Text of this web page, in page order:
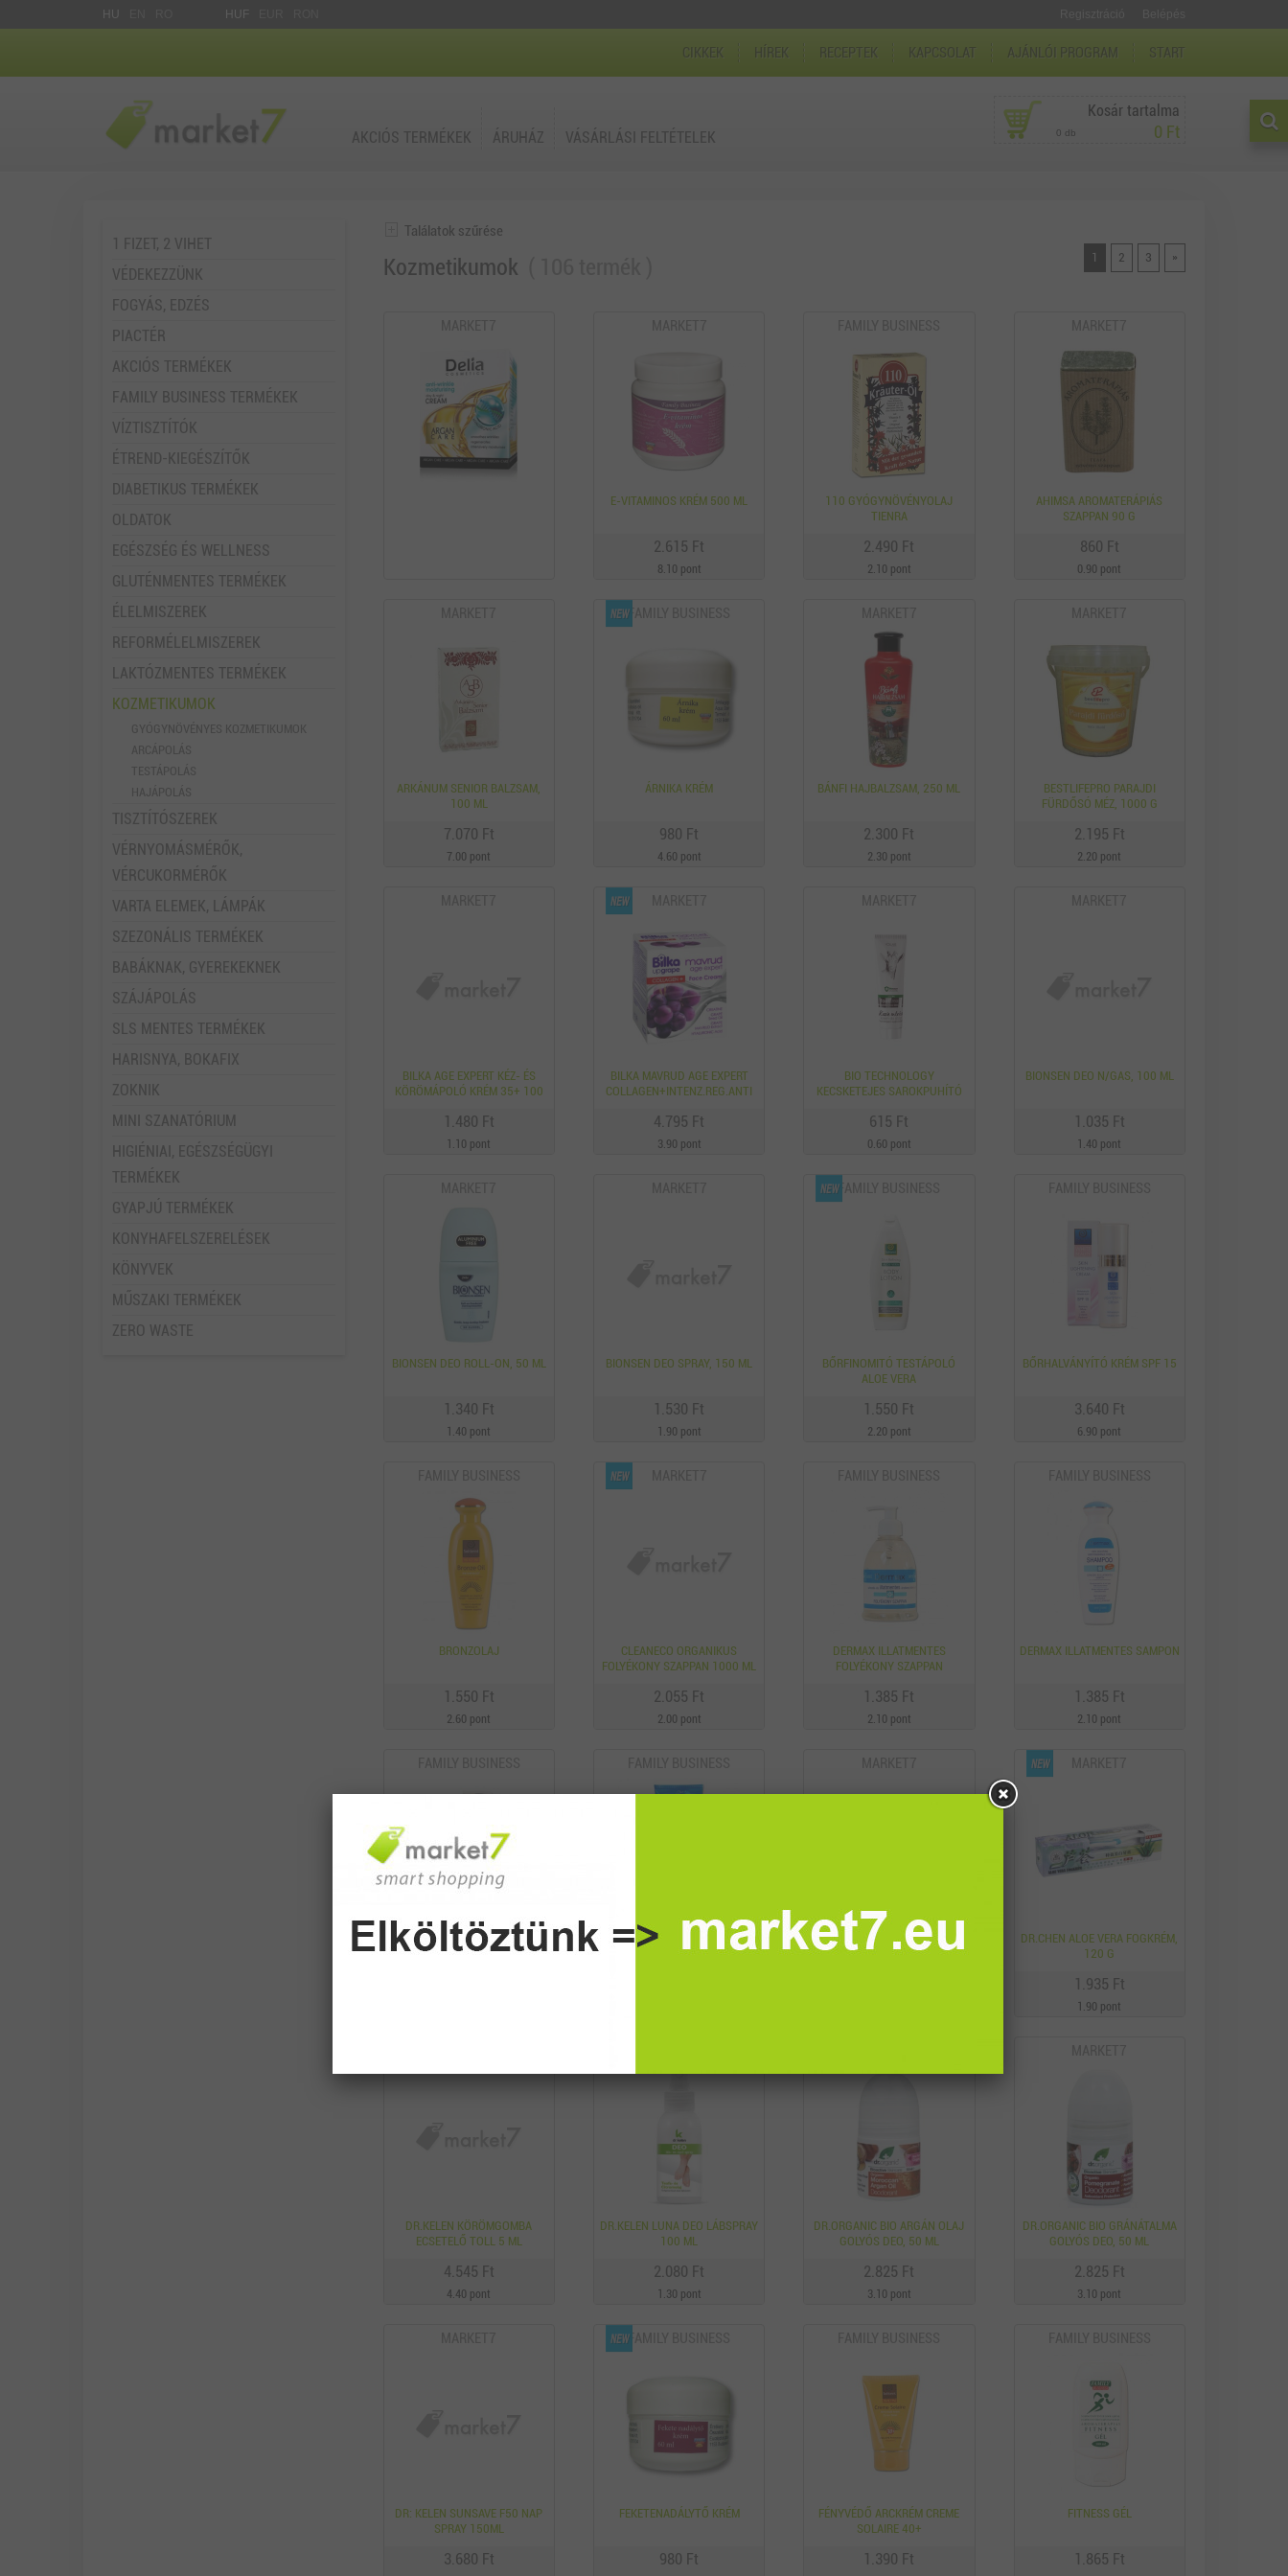
HU HUF
CIKKEK HÍREK RECEPTEK KAPCSOLAT AJÁNLÓI PROGRAM START
Kosár tartalma
0 Ft
0 db
AKCIÓS TERMÉKEK ÁRUHÁZ VÁSÁRLÁSI FELTÉTELEK
1 FIZET, 2 VIHET
VÉDEKEZZÜNK
FOGYÁS, EDZÉS
PIACTÉR
AKCIÓS TERMÉKEK
FAMILY BUSINESS TERMÉKEK
VÍZTISZTÍTÓK
ÉTREND-KIEGÉSZÍTŐK
DIABETIKUS TERMÉKEK
OLDATOK
EGÉSZSÉG ÉS WELLNESS
GLUTÉNMENTES TERMÉKEK
ÉLELMISZEREK
REFORMÉLELMISZEREK
LAKTÓZMENTES TERMÉKEK
KOZMETIKUMOK
GYÓGYNÖVÉNYES KOZMETIKUMOK
ARCÁPOLÁS
TESTÁPOLÁS
HAJÁPOLÁS
TISZTÍTÓSZEREK
VÉRNYOMÁSMÉRŐK,
VÉRCUKORMÉRŐK
VARTA ELEMEK, LÁMPÁK
SZEZONÁLIS TERMÉKEK
BABÁKNAK, GYEREKEKNEK
SZÁJÁPOLÁS
SLS MENTES TERMÉKEK
HARISNYA, BOKAFIX
ZOKNIK
MINI SZANATÓRIUM
HIGIÉNIAI, EGÉSZSÉGÜGYI
TERMÉKEK
GYAPJÚ TERMÉKEK
KONYHAFELSZERELÉSEK
KÖNYVEK
MŰSZAKI TERMÉKEK
ZERO WASTE
Találatok szűrése
Kozmetikumok 1 2 3 »
E-VITAMINOS KRÉM 500 ML
2.615 Ft
8.10 pont
110 GYÓGYNÖVÉNYOLAJ
TIENRA
2.490 Ft
2.10 pont
AHIMSA AROMATERÁPIÁS
SZAPPAN 90 G
860 Ft
0.90 pont
ARKÁNUM SENIOR BALZSAM,
100 ML
7.070 Ft
7.00 pont
FAMILY BUSINESS
ÁRNIKA KRÉM
980 Ft
4.60 pont
BÁNFI HAJBALZSAM, 250 ML
2.300 Ft
2.30 pont
BESTLIFEPRO PARAJDI
FÜRDŐSÓ MÉZ, 1000 G
2.195 Ft
2.20 pont
BILKA AGE EXPERT KÉZ- ÉS
KÖRÖMÁPOLÓ KRÉM 35+ 100
1.480 Ft
1.10 pont
BILKA MAVRUD AGE EXPERT
COLLAGEN+INTENZ.REG.ANTI
4.795 Ft
3.90 pont
BIO TECHNOLOGY
KECSKETEJES SAROKPUHÍTÓ
615 Ft
0.60 pont
BIONSEN DEO N/GAS, 100 ML
1.035 Ft
1.40 pont
BIONSEN DEO ROLL-ON, 50 ML
1.340 Ft
1.40 pont
BIONSEN DEO SPRAY, 150 ML
1.530 Ft
1.90 pont
FAMILY BUSINESS
BŐRFINOMITÓ TESTÁPOLÓ
ALOE VERA
1.550 Ft
2.20 pont
BŐRHALVÁNYÍTÓ KRÉM SPF 15
3.640 Ft
6.90 pont
BRONZOLAJ
1.550 Ft
2.60 pont
CLEANECO ORGANIKUS
FOLYÉKONY SZAPPAN 1000 ML
2.055 Ft
2.00 pont
DERMAX ILLATMENTES
FOLYÉKONY SZAPPAN
1.385 Ft
2.10 pont
DERMAX ILLATMENTES SAMPON
1.385 Ft
2.10 pont
DERMAX ILLATMENTES
TESTÁPOLÓ SZÁRAZ BŐRRE
DERMAX ILLATMENTES
TUSFÜRDŐ
DR. KELEN SUNSAVE F30 SPORT
NAPTEJ 150 ML
DR.CHEN ALOE VERA FOGKRÉM,
120 G
1.935 Ft
1.90 pont
DR.KELEN KÖRÖMGOMBA
ECSETELŐ TOLL 5 ML
4.545 Ft
4.40 pont
DR.KELEN LUNA DEO LÁBSPRAY
100 ML
2.080 Ft
1.30 pont
DR.ORGANIC BIO ARGÁN OLAJ
GOLYÓS DEO, 50 ML
2.825 Ft
3.10 pont
DR.ORGANIC BIO GRÁNÁTALMA
GOLYÓS DEO, 50 ML
2.825 Ft
3.10 pont
DR: KELEN SUNSAVE F50 NAP
SPRAY 150ML
3.680 Ft
FAMILY BUSINESS
FEKETENADÁLYTŐ KRÉM
980 Ft
FÉNYVÉDŐ ARCKRÉM CREME
SOLAIRE 40+
1.390 Ft
FITNESS GÉL
1.865 Ft